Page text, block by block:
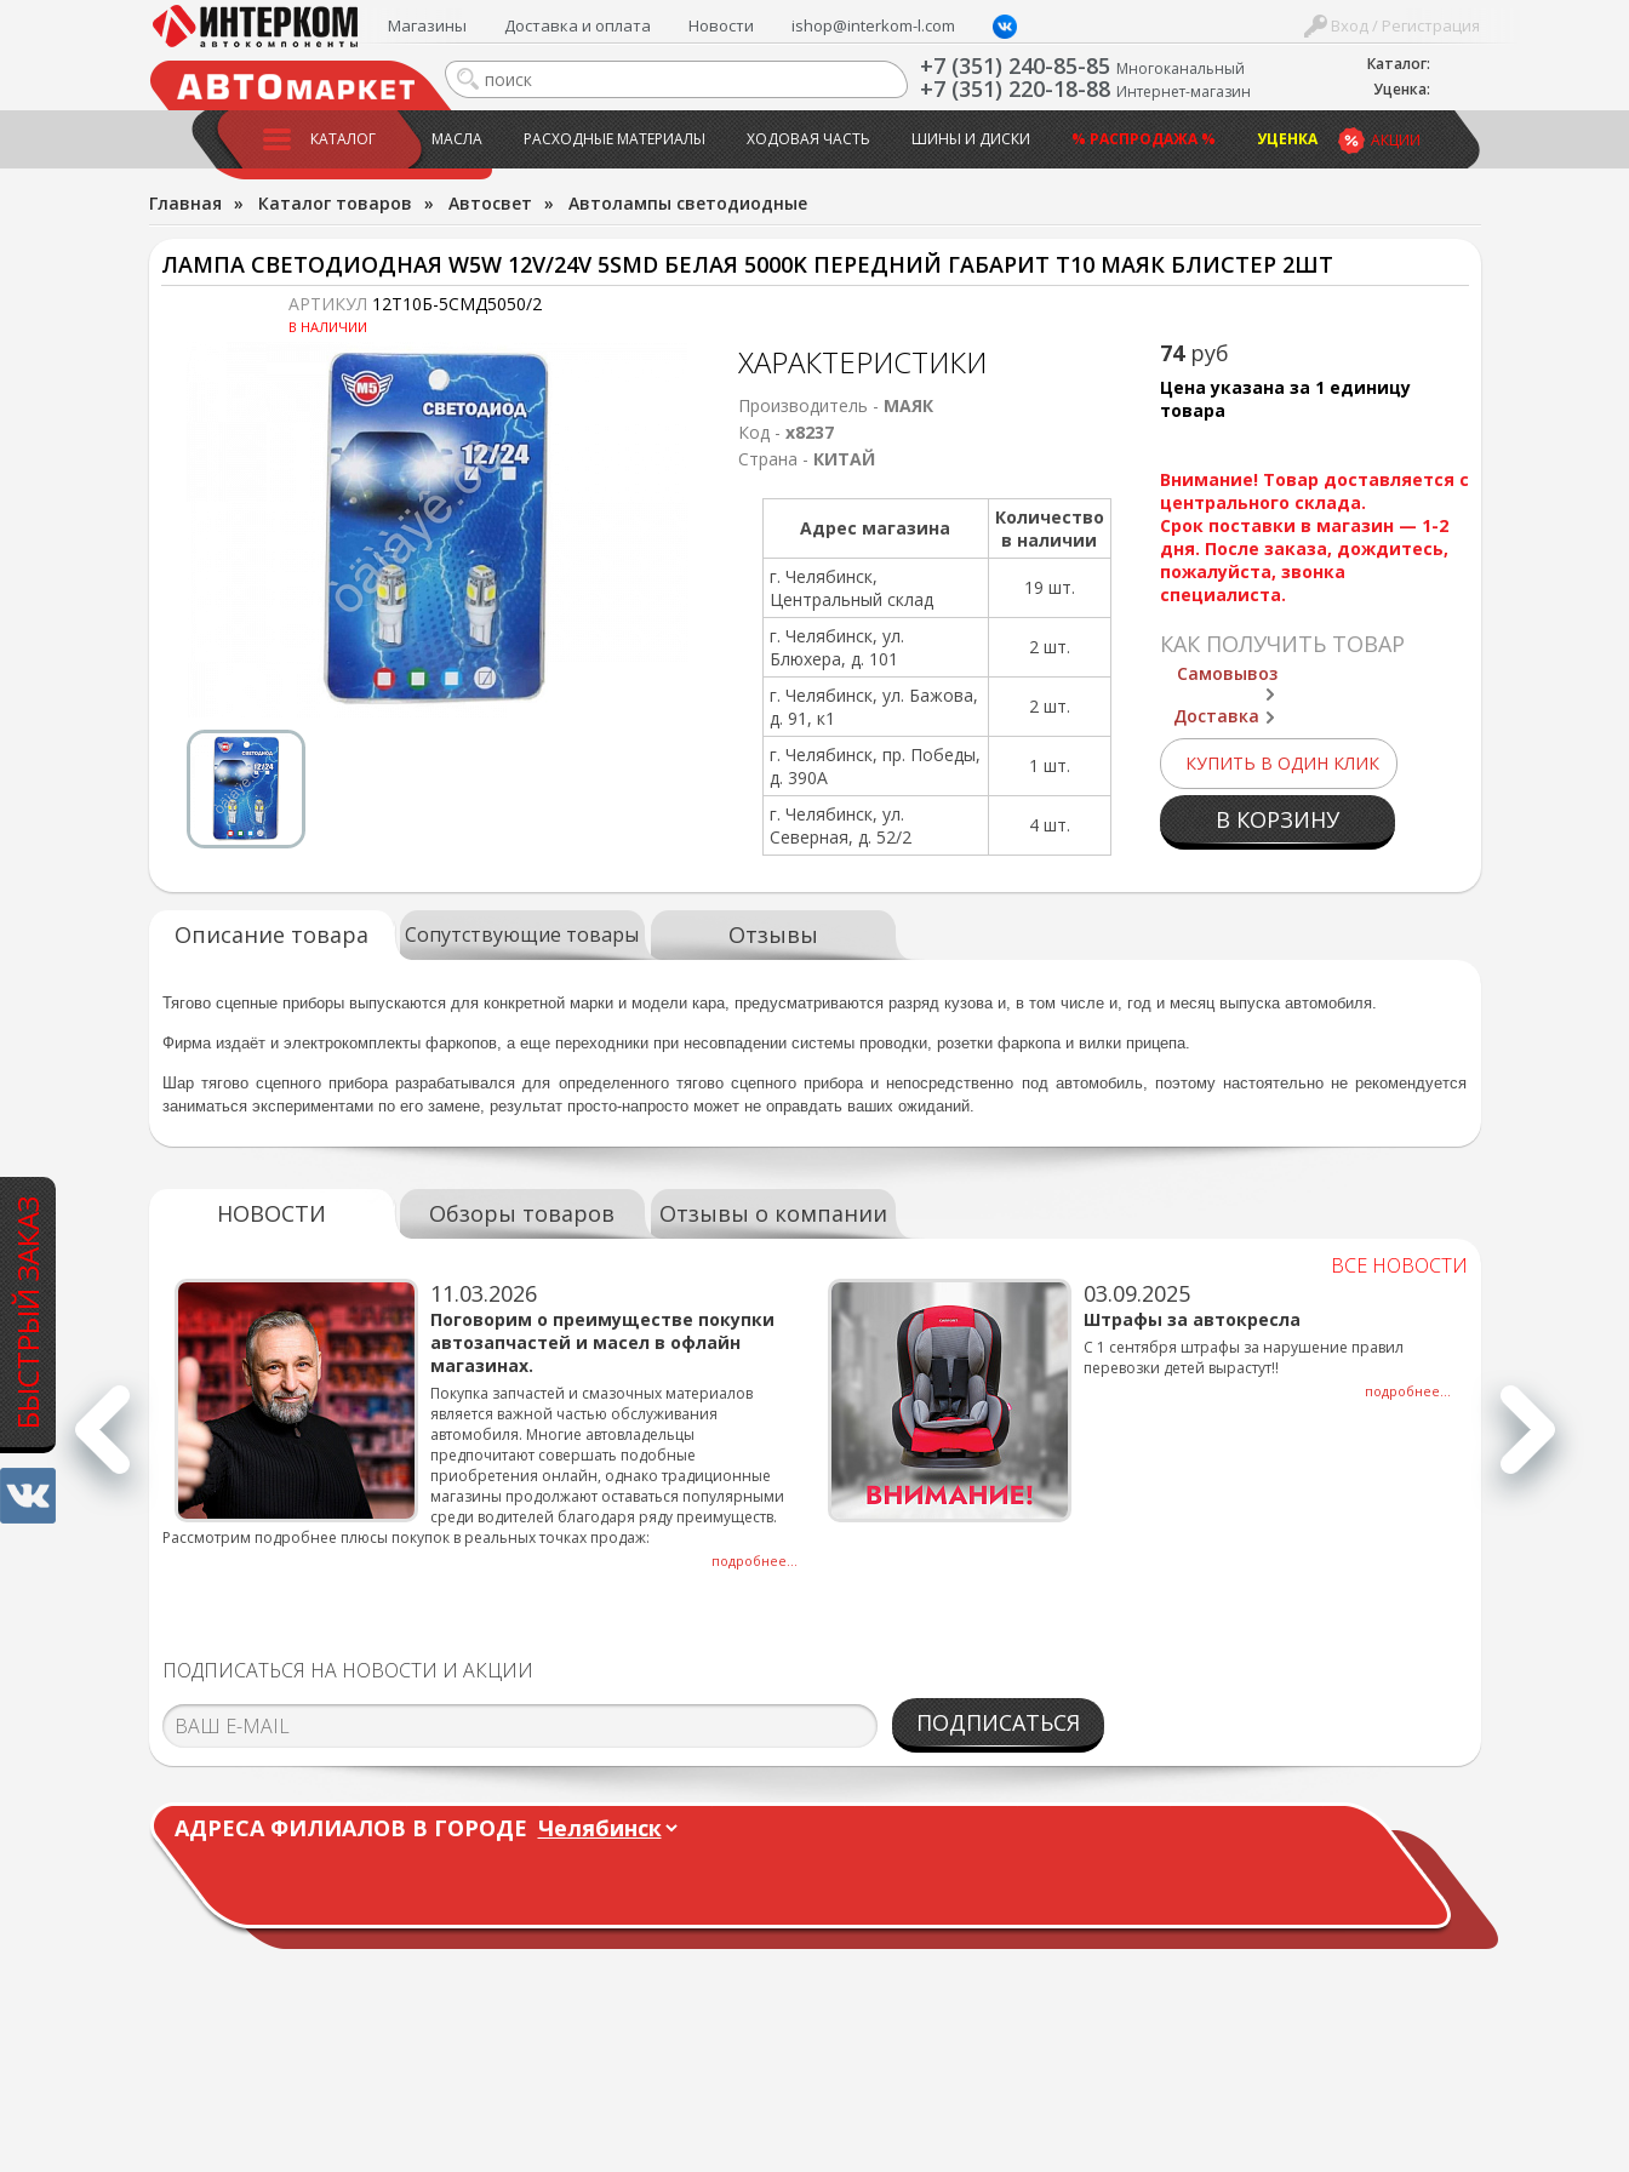
БЫСТРЫЙ ЗАКАЗ
Каталог:
Уценка:
Вход / Регистрация
Магазины Доставка и оплата Новости ishop@interkom-l.com
+7 (351) 240-85-85 Многоканальный
+7 (351) 220-18-88 Интернет-магазин
АКЦИИ
КАТАЛОГ МАСЛА РАСХОДНЫЕ МАТЕРИАЛЫ ХОДОВАЯ ЧАСТЬ ШИНЫ И ДИСКИ % РАСПРОДАЖА % УЦЕНКА
Главная » Каталог товаров » Автосвет » Автолампы светодиодные
ЛАМПА СВЕТОДИОДНАЯ W5W 12V/24V 5SMD БЕЛАЯ 5000K ПЕРЕДНИЙ ГАБАРИТ T10 МАЯК БЛИСТЕР 2ШТ
АРТИКУЛ 12Т10Б-5СМД5050/2
В НАЛИЧИИ
74 руб
Цена указана за 1 единицу
товара
Внимание! Товар доставляется с
центрального склада.
Срок поставки в магазин — 1-2
дня. После заказа, дождитесь,
пожалуйста, звонка
специалиста.
КАК ПОЛУЧИТЬ ТОВАР
Самовывоз
Доставка
КУПИТЬ В ОДИН КЛИК
В КОРЗИНУ
ХАРАКТЕРИСТИКИ
Производитель - МАЯК
Код - х8237
Страна - КИТАЙ
Адрес магазина
Количество
в наличии
г. Челябинск,
Центральный склад
19 шт.
г. Челябинск, ул.
Блюхера, д. 101
2 шт.
г. Челябинск, ул. Бажова,
д. 91, к1
2 шт.
г. Челябинск, пр. Победы,
д. 390А
1 шт.
г. Челябинск, ул.
Северная, д. 52/2
4 шт.
Описание товара Сопутствующие товары Отзывы
Тягово сцепные приборы выпускаются для конкретной марки и модели кара, предусматриваются разряд кузова и, в том числе и, год и месяц выпуска автомобиля.
Фирма издаёт и электрокомплекты фаркопов, а еще переходники при несовпадении системы проводки, розетки фаркопа и вилки прицепа.
Шар тягово сцепного прибора разрабатывался для определенного тягово сцепного прибора и непосредственно под автомобиль, поэтому настоятельно не рекомендуется
заниматься экспериментами по его замене, результат просто-напросто может не оправдать ваших ожиданий.
НОВОСТИ Обзоры товаров Отзывы о компании
ВСЕ НОВОСТИ
для
смены шин на
подробнее...
11.03.2026
Поговорим о преимуществе покупки
автозапчастей и масел в офлайн
магазинах.
Покупка запчастей и смазочных материалов
является важной частью обслуживания
автомобиля. Многие автовладельцы
предпочитают совершать подобные
приобретения онлайн, однако традиционные
магазины продолжают оставаться популярными
среди водителей благодаря ряду преимуществ.
Рассмотрим подробнее плюсы покупок в реальных точках продаж:
подробнее...
03.09.2025
Штрафы за автокресла
С 1 сентября штрафы за нарушение правил
перевозки детей вырастут!!
подробнее...
ПОДПИСАТЬСЯ НА НОВОСТИ И АКЦИИ
ПОДПИСАТЬСЯ
АДРЕСА ФИЛИАЛОВ В ГОРОДЕ